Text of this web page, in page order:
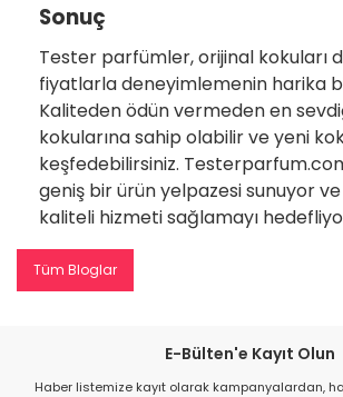
Sonuç
Tester parfümler, orijinal kokuları
fiyatlarla deneyimlemenin harika
Kaliteden ödün vermeden en
kokularına sahip olabilir ve yeni
keşfedebilirsiniz.
geniş bir ürün yelpazesi sunuyor
kaliteli hizmeti sağlamayı
Tüm Bloglar
E-Bülten'e Kayıt Olun
Haber listemize kayıt olarak kampanyalardan,